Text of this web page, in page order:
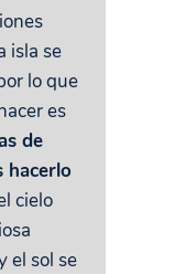
isla se
lo que
es
de
hacerlo
cielo
el sol se